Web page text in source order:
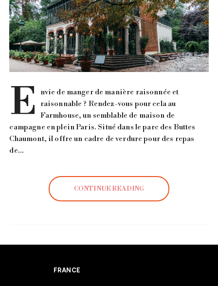
E
nvie de manger de manière raisonnée et
raisonnable ? Rendez-vous pour cela au
Farmhouse, un semblable de maison de
campagne en plein Paris. Situé dans le parc des Buttes
Chaumont, il offre un cadre de verdure pour des repas
de…
CONTINUE READING
FRANCE